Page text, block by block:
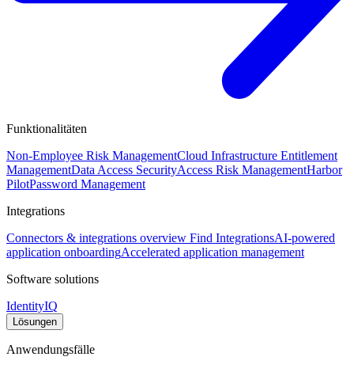
Funktionalitäten
Non-Employee Risk ManagementCloud Infrastructure Entitlement
ManagementData Access SecurityAccess Risk ManagementHarbor
PilotPassword Management
Integrations
Connectors & integrations overview Find IntegrationsAI-powered
application onboardingAccelerated application management
Software solutions
IdentityIQ
Lösungen
Anwendungsfälle